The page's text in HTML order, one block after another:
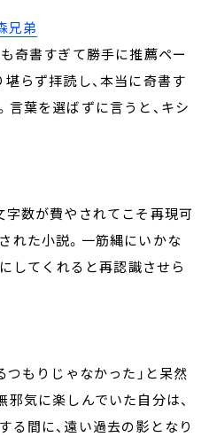
兄弟
奇書すぎて勝手に推薦ペー
らず拝読し、本当に奇書す
言葉を選ばずに言うと、キシ
字数が費やされてこそ再現可
れた小説。一筋縄にいかな
してくれると再認識させら
つもりじゃなかった」と呆然
気に楽しんでいた自分は、
る間に、遠い過去の影となり